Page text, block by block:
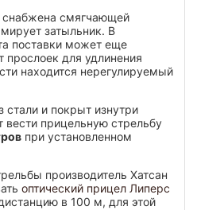
снабжена смягчающей
затыльник. В
поставки может еще
прослоек для удлинения
находится нерегулируемый
стали и покрыт изнутри
вести прицельную стрельбу
при установленном
производитель Хатсан
оптический прицел Липерс
в 100 м, для этой